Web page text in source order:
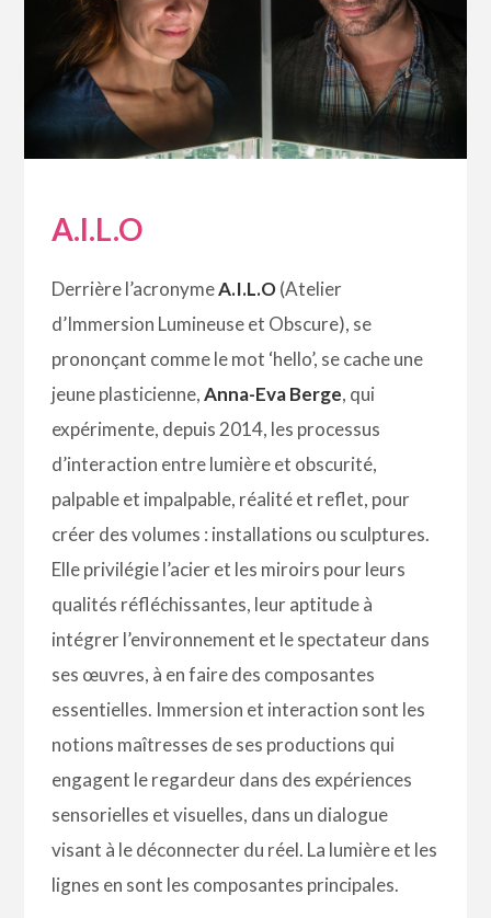
A.I.L.O
Derrière l’acronymeA.I.L.O(Atelier
d’Immersion Lumineuse et Obscure), se
prononçant comme le mot ‘hello’, se cache une
jeune plasticienne,Anna-Eva Berge, qui
expérimente, depuis 2014, les processus
d’interaction entre lumière et obscurité,
palpable et impalpable, réalité et reflet, pour
créer des volumes : installations ou sculptures.
Elle privilégie l’acier et les miroirs pour leurs
qualités réfléchissantes, leur aptitude à
intégrer l’environnement et le spectateur dans
ses œuvres, à en faire des composantes
essentielles. Immersion et interaction sont les
notions maîtresses de ses productions qui
engagent le regardeur dans des expériences
sensorielles et visuelles, dans un dialogue
visant à le déconnecter du réel. La lumière et les
lignes en sont les composantes principales.